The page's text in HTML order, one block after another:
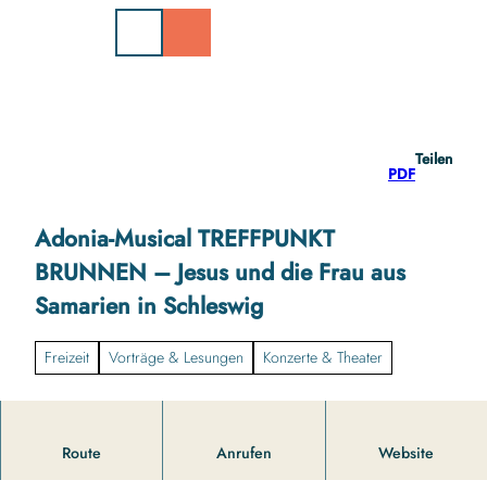
PDF
Teilen
Adonia-Musical TREFFPUNKT
BRUNNEN – Jesus und die Frau aus
Samarien in Schleswig
Freizeit Vorträge & Lesungen Konzerte & Theater
Route Anrufen Website
Schleswig .70 junge Menschen aus Schleswig-Holstein,